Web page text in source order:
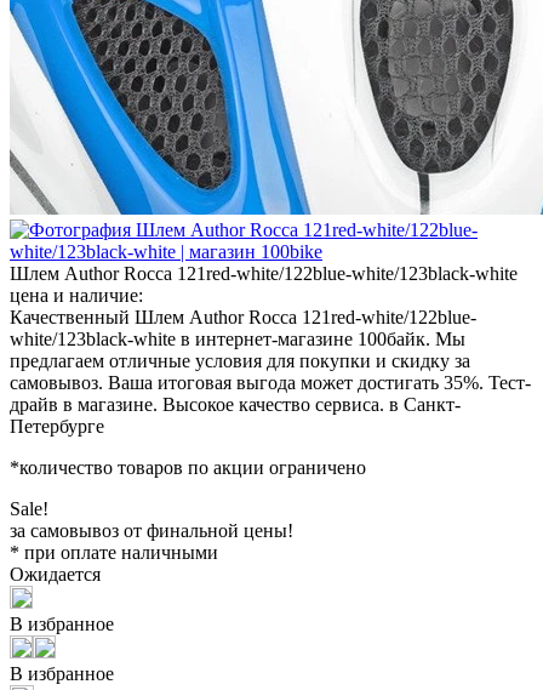
Шлем Author Rocca 121red-white/122blue-white/123black-white
цена и наличие:
Качественный Шлем Author Rocca 121red-white/122blue-
white/123black-white в интернет-магазине 100байк. Мы
предлагаем отличные условия для покупки и скидку за
самовывоз. Ваша итоговая выгода может достигать 35%. Тест-
драйв в магазине. Высокое качество сервиса. в Санкт-
Петербурге
*количество товаров по акции ограничено
Sale!
за самовывоз от финальной цены!
* при оплате наличными
Ожидается
В избранное
В избранное